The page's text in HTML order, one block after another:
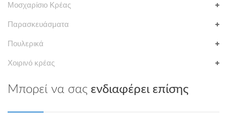
Μοσχαρίσιο Κρέας
Παρασκευάσματα
Πουλερικά
Χοιρινό κρέας
Μπορεί να σας ενδιαφέρει επίσης